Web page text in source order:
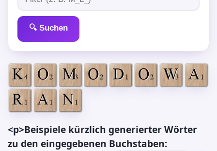
🔍 Suchen
<p>Beispiele kürzlich generierter Wörter
zu den eingegebenen Buchstaben: